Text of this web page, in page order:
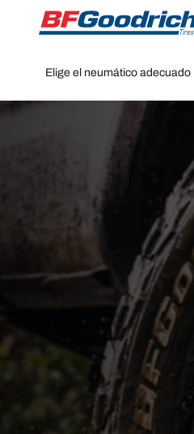
Go to page content
Go to page
Elige el neumático adecuado